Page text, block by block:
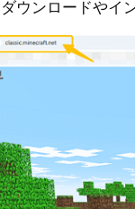
ウンロードやイ